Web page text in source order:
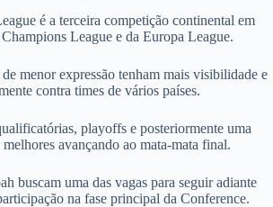
é a terceira competição continental em
League e da Europa League.
menor expressão tenham mais visibilidade e
contra times de vários países.
playoffs e posteriormente uma
avançando ao mata-mata final.
buscam uma das vagas para seguir adiante
na fase principal da Conference.